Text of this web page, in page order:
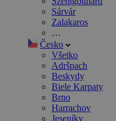
Sárvár
Zalakaros
…
Česko
Všetko
Adršpach
Beskydy
Biele Karpaty
Brno
Harrachov
Jeseníky